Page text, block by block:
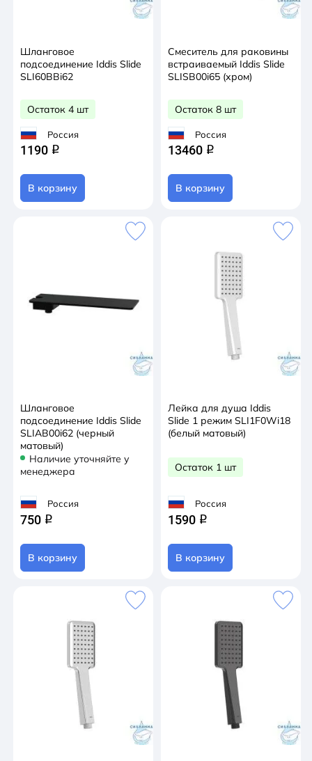
Шланговое
подсоединение Iddis Slide
SLI60BBi62
Остаток 4 шт
Россия
1190 q
В корзину
Смеситель для раковины
встраиваемый Iddis Slide
SLISB00i65 (хром)
Остаток 8 шт
Россия
13460 q
В корзину
Шланговое
подсоединение Iddis Slide
SLIAB00i62 (черный
матовый)
Наличие уточняйте у
менеджера
Россия
750 q
В корзину
Лейка для душа Iddis
Slide 1 режим SLI1F0Wi18
(белый матовый)
Остаток 1 шт
Россия
1590 q
В корзину